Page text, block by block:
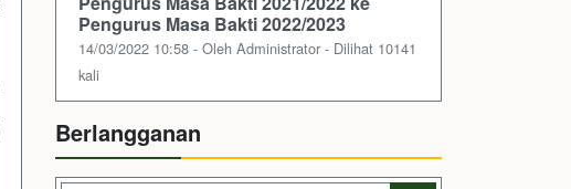
Pengurus Masa Bakti 2022/2023
14/03/2022 10:58 - Oleh Administrator - Dilihat 10141
kali
Berlangganan